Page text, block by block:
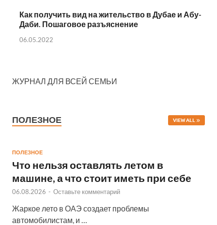
Как получить вид на жительство в Дубае и Абу-
Даби. Пошаговое разъяснение
06.05.2022
ЖУРНАЛ ДЛЯ ВСЕЙ СЕМЬИ
ПОЛЕЗНОЕ VIEW ALL
ПОЛЕЗНОЕ
Что нельзя оставлять летом в
машине, а что стоит иметь при себе
06.08.2026 - Оставьте комментарий
Жаркое лето в ОАЭ создает проблемы
автомобилистам, и …